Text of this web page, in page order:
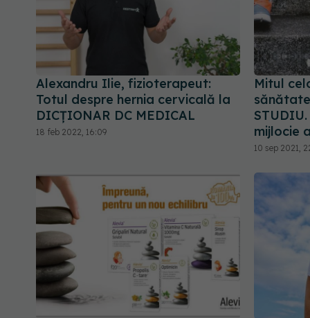
Alexandru Ilie, fizioterapeut:
Totul despre hernia cervicală la
DICȚIONAR DC MEDICAL
18 feb 2022, 16:09
Mitul
mijlocie
10 sep 2021,